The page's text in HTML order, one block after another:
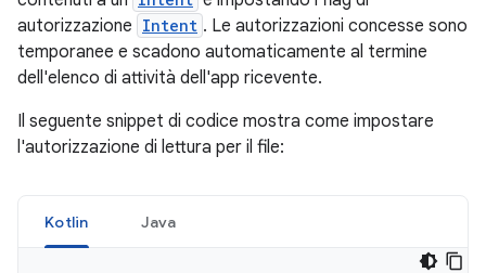
autorizzazione Intent . Le autorizzazioni concesse sono
temporanee e scadono automaticamente al termine
dell'elenco di attività dell'app ricevente.
Il seguente snippet di codice mostra come impostare
l'autorizzazione di lettura per il file:
Kotlin Java